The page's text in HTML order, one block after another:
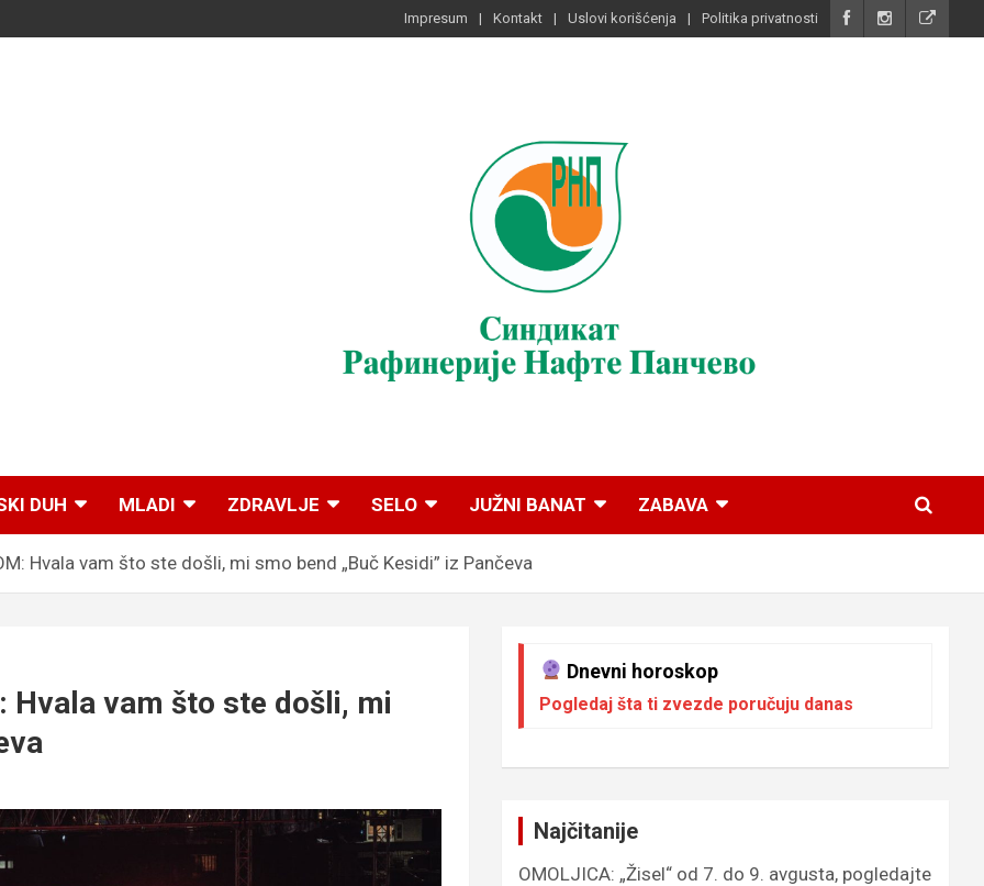
Impresum Kontakt Uslovi korišćenja Politika privatnosti
DUH MLADI ZDRAVLJE SELO JUŽNI BANAT ZABAVA
Hvala vam što ste došli, mi smo bend „Buč Kesidi” iz Pančeva
Hvala vam što ste došli, mi
Dnevni horoskop
Pogledaj šta ti zvezde poručuju danas
Najčitanije
OMOLJICA: „Žisel“ od 7. do 9. avgusta, pogledajte